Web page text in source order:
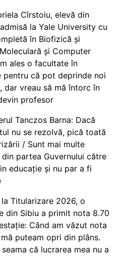
Cîrstoiu, elevă din
la Yale University cu
în Biofizică și
și Computer
ales o facultate în
pentru că pot deprinde noi
dar vreau să mă întorc în
profesor
Tanczos Barna: Dacă
nu se rezolvă, pică toată
/ Sunt mai multe
partea Guvernului către
educație și nu par a fi
Titularizare 2026, o
din Sibiu a primit nota 8.70
Când am văzut nota
puteam opri din plâns.
că lucrarea mea nu a